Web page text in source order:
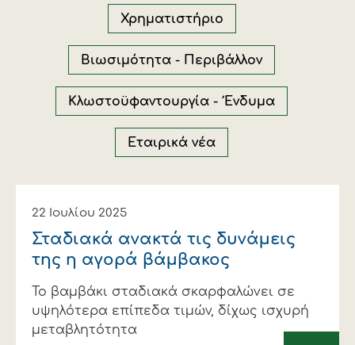
Οικονομικά στοιχεία
Εταιρική δομή
Καινοτομία
Εκδηλώσεις
Πως θα μας βρείτε
ΑΚΟΛΟΥΘΗΣΤΕ ΜΑΣ
Συνέδρια
Πως θα μας βρείτε
ΑΚΟΛΟΥΘΗΣΤΕ ΜΑΣ
Ευφυής γεωργία
Συμβουλευτική στο χωράφι
Εκκόκκιση για λογαριασμό του
παραγωγού
Ιατρικές υπηρεσίες
Πως θα μας βρείτε
ΑΚΟΛΟΥΘΗΣΤΕ ΜΑΣ
Αλυσίδα βάμβακος
Πως θα μας βρείτε
ΑΚΟΛΟΥΘΗΣΤΕ ΜΑΣ
Κλωστοϋφαντουργία - Ένδυση
Εταιρικά νέα
Πως θα μας βρείτε
ΑΚΟΛΟΥΘΗΣΤΕ ΜΑΣ
Πως θα μας βρείτε
ΑΚΟΛΟΥΘΗΣΤΕ ΜΑΣ
Χρηματιστήριο
Βιωσιμότητα - Περιβάλλον
Κλωστοϋφαντουργία - Ένδυμα
Εταιρικά νέα
22 Ιουλίου 2025
Σταδιακά ανακτά τις δυνάµεις
της η αγορά βάµβακος
Το βαµβάκι σταδιακά σκαρφαλώνει σε
υψηλότερα επίπεδα τιµών, δίχως ισχυρή
µεταβλητότητα